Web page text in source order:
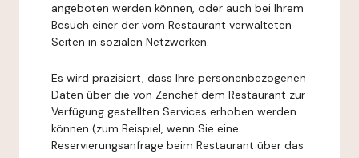
angeboten werden können, oder auch bei Ihrem
Besuch einer der vom Restaurant verwalteten
Seiten in sozialen Netzwerken.
Es wird präzisiert, dass Ihre personenbezogenen
Daten über die von Zenchef dem Restaurant zur
Verfügung gestellten Services erhoben werden
können (zum Beispiel, wenn Sie eine
Reservierungsanfrage beim Restaurant über das